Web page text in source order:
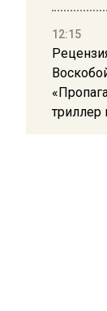
12:15
триллер